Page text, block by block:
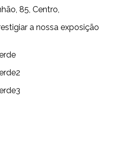
85, Centro,
a nossa exposição